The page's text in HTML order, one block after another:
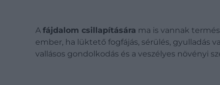
A fájdalom csillapítására ma is vannak
ember, ha lüktető fogfájás, sérülés, gyulladás
vallásos gondolkodás és a veszélyes növényi